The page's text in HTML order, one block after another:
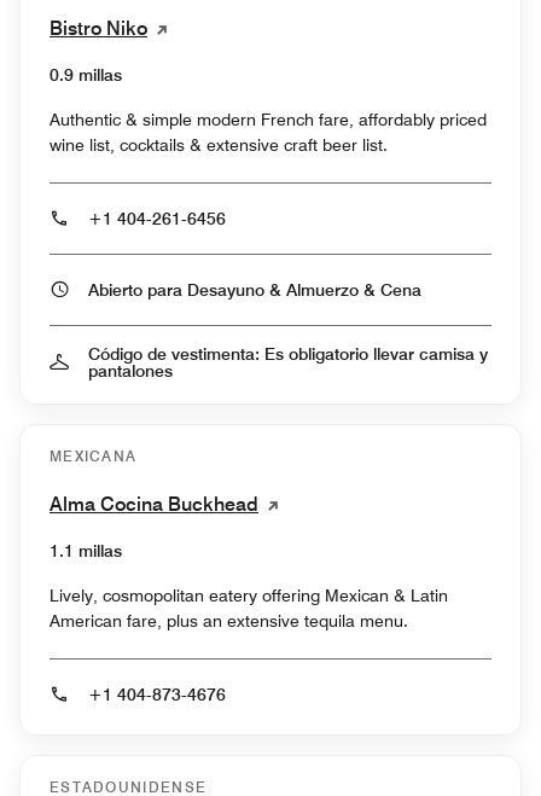
Bistro Niko
0.9 millas
Authentic & simple modern French fare, affordably priced
wine list, cocktails & extensive craft beer list.
+1 404-261-6456
Abierto para Desayuno & Almuerzo & Cena
Código de vestimenta: Es obligatorio llevar camisa y
pantalones
MEXICANA
Alma Cocina Buckhead
1.1 millas
Lively, cosmopolitan eatery offering Mexican & Latin
American fare, plus an extensive tequila menu.
+1 404-873-4676
ESTADOUNIDENSE